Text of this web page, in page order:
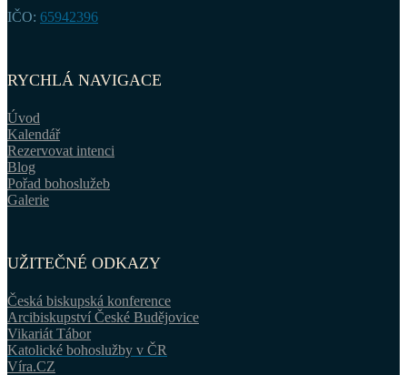
IČO: 65942396
RYCHLÁ NAVIGACE
Úvod
Kalendář
Rezervovat intenci
Blog
Pořad bohoslužeb
Galerie
UŽITEČNÉ ODKAZY
Česká biskupská konference
Arcibiskupství České Budějovice
Vikariát Tábor
Katolické bohoslužby v ČR
Víra.CZ